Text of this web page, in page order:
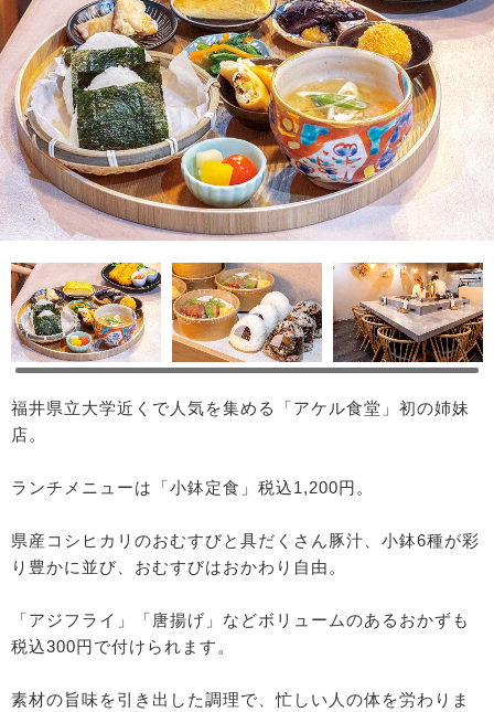
福井県立大学近くで人気を集める「アケル食堂」初の姉妹
店。
ランチメニューは「小鉢定食」税込1,200円。
県産コシヒカリのおむすびと具だくさん豚汁、小鉢6種が彩
り豊かに並び、おむすびはおかわり自由。
「アジフライ」「唐揚げ」などボリュームのあるおかずも
税込300円で付けられます。
素材の旨味を引き出した調理で、忙しい人の体を労わりま